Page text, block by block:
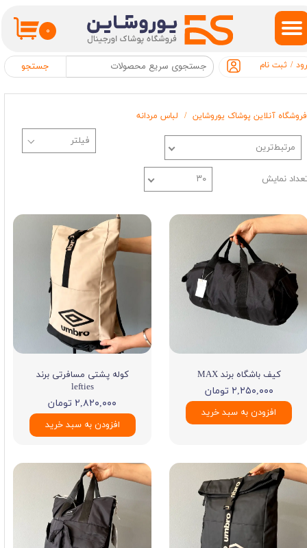
۰
جستجو / ثبت نام
حساب کاربری من
تغییر گذر واژه
سفارشات
خروج از حساب کاربری
فروشگاه آنلاین پوشاک یوروشاین لباس مردانه
مرتبط‌ترین
نمایش ۳۰
کیف باشگاه برند MAX
۲,۲۵۰,۰۰۰ تومان
افزودن به سبد خرید
کوله پشتی مسافرتی برند
lefties
۲,۸۲۰,۰۰۰ تومان
افزودن به سبد خرید